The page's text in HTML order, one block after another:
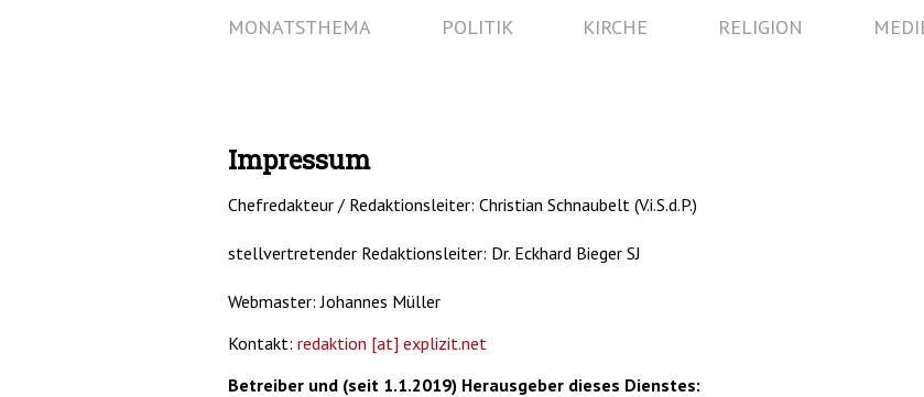
NAVIGATION
MONATSTHEMA POLITIK KIRCHE RELIGION
Impressum
Chefredakteur / Redaktionsleiter: Christian Schnaubelt (V.i.S.d.P.)
stellvertretender Redaktionsleiter: Dr. Eckhard Bieger SJ
Webmaster: Johannes Müller
Kontakt: redaktion [at] explizit.net
Betreiber und (seit 1.1.2019) Herausgeber dieses Dienstes: